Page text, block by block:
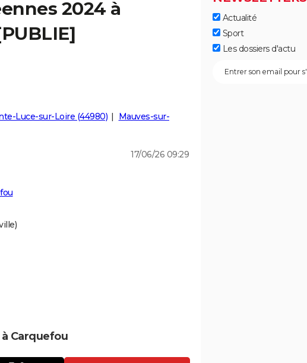
2024 à
Luce-sur-Loire (44980)
Mauves-sur-
17/06/26 09:29
Carquefou
Actualité
Sport
Les dossiers d'actu